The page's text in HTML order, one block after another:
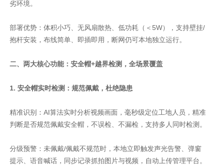
劣环境。
部署优势：体积小巧、无风扇散热、低功耗（＜5W），支持壁挂/
抱杆安装，布线简单、即插即用，断网仍可本地独立运行。
二、两大核心功能：安全帽+越界检测，全场景覆盖
1. 安全帽实时检测：规范佩戴，杜绝隐患
精准识别：AI算法实时分析视频画面，毫秒级定位工地人员，精准
判断是否规范佩戴安全帽，不误检、不漏检，支持多人同时检测。
分级预警：未佩戴/佩戴不规范时，本地立即触发声光告警、弹窗
提示、语音喊话，同步记录抓拍图片与视频，自动上传管理平台。